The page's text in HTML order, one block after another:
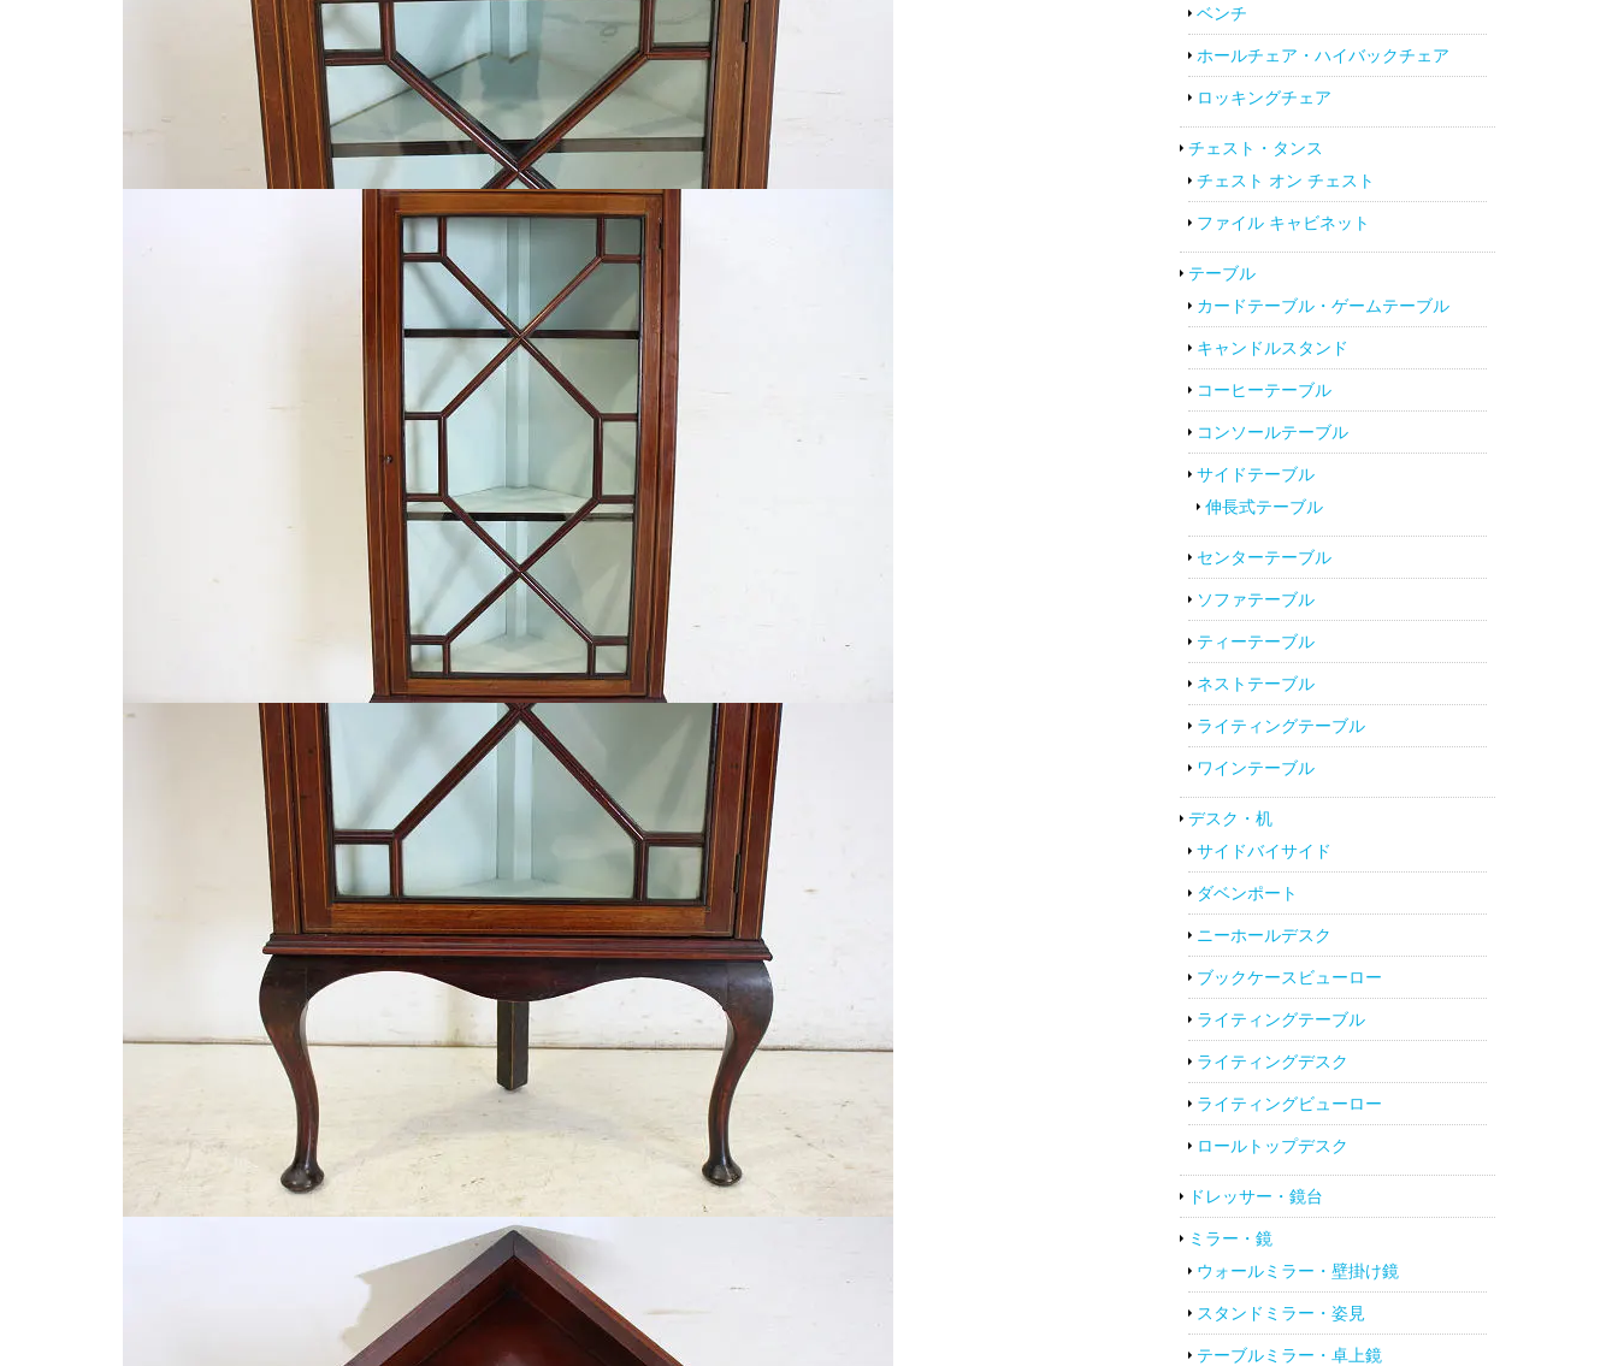
ベンチ
ホールチェア・ハイバックチェア
ロッキングチェア
チェスト・タンス
チェスト オン チェスト
ファイル キャビネット
テーブル
カードテーブル・ゲームテーブル
キャンドルスタンド
コーヒーテーブル
コンソールテーブル
サイドテーブル
伸長式テーブル
センターテーブル
ソファテーブル
ティーテーブル
ネストテーブル
ライティングテーブル
ワインテーブル
デスク・机
サイドバイサイド
ダベンポート
ニーホールデスク
ブックケースビューロー
ライティングテーブル
ライティングデスク
ライティングビューロー
ロールトップデスク
ドレッサー・鏡台
ミラー・鏡
ウォールミラー・壁掛け鏡
スタンドミラー・姿見
テーブルミラー・卓上鏡